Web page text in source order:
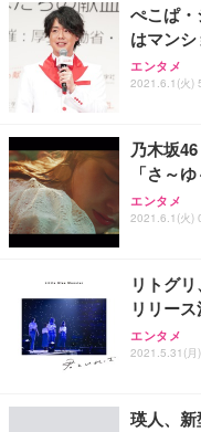
ぺこぱ
はマンシ
エンタメ
2021.6.1(火)
乃木坂
「さ～
エンタメ
2021.6.1(火)
リトグ
リリース
エンタメ
2021.5.31(月
瑛人、新